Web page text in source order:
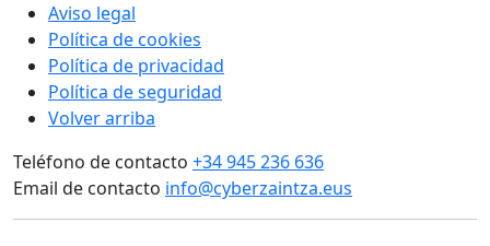
Aviso legal
Política de cookies
Política de privacidad
Política de seguridad
Volver arriba
Teléfono de contacto +34 945 236 636
Email de contacto info@cyberzaintza.eus